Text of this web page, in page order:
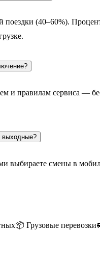
(40–60%).
и правилам сервиса —
выходные?
выбираете смены в
📦 Грузовые перевозки